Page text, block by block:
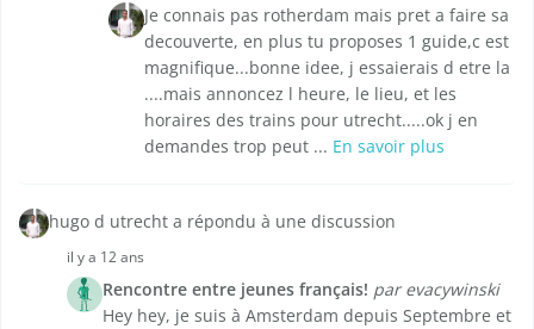
Je connais pas rotherdam mais pret a faire sa
decouverte, en plus tu proposes 1 guide,c est
magnifique...bonne idee, j essaierais d etre la
....mais annoncez l heure, le lieu, et les
horaires des trains pour utrecht.....ok j en
demandes trop peut ... En savoir plus
hugo d utrecht a répondu à une discussion
il y a 12 ans
Rencontre entre jeunes français! par evacywinski
Hey hey, je suis à Amsterdam depuis Septembre et